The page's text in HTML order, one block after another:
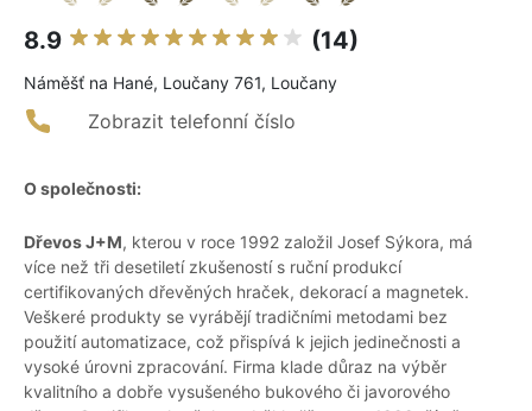
8.9 (14)
Náměšť na Hané, Loučany 761, Loučany
Zobrazit telefonní číslo
O společnosti:
Dřevos J+M, kterou v roce 1992 založil Josef Sýkora, má
více než tři desetiletí zkušeností s ruční produkcí
certifikovaných dřevěných hraček, dekorací a magnetek.
Veškeré produkty se vyrábějí tradičními metodami bez
použití automatizace, což přispívá k jejich jedinečnosti a
vysoké úrovni zpracování. Firma klade důraz na výběr
kvalitního a dobře vysušeného bukového či javorového